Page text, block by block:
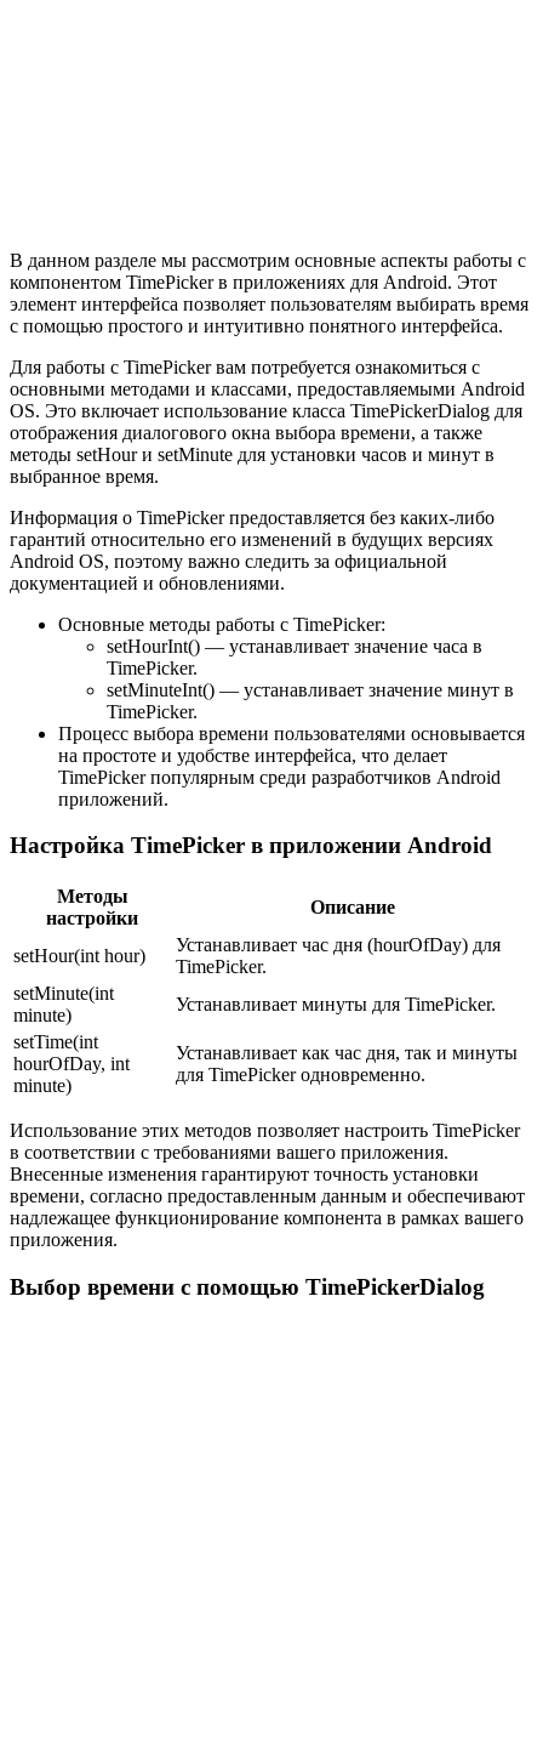
В данном разделе мы рассмотрим основные аспекты работы с
компонентом TimePicker в приложениях для Android. Этот
элемент интерфейса позволяет пользователям выбирать время
с помощью простого и интуитивно понятного интерфейса.
Для работы с TimePicker вам потребуется ознакомиться с
основными методами и классами, предоставляемыми Android
OS. Это включает использование класса TimePickerDialog для
отображения диалогового окна выбора времени, а также
методы setHour и setMinute для установки часов и минут в
выбранное время.
Информация о TimePicker предоставляется без каких-либо
гарантий относительно его изменений в будущих версиях
Android OS, поэтому важно следить за официальной
документацией и обновлениями.
Основные методы работы с TimePicker:
setHourInt() — устанавливает значение часа в
TimePicker.
setMinuteInt() — устанавливает значение минут в
TimePicker.
Процесс выбора времени пользователями основывается
на простоте и удобстве интерфейса, что делает
TimePicker популярным среди разработчиков Android
приложений.
Настройка TimePicker в приложении Android
Методы
настройки
Описание
setHour(int hour)
Устанавливает час дня (hourOfDay) для
TimePicker.
setMinute(int
minute)
Устанавливает минуты для TimePicker.
setTime(int
hourOfDay, int
minute)
Устанавливает как час дня, так и минуты
для TimePicker одновременно.
Использование этих методов позволяет настроить TimePicker
в соответствии с требованиями вашего приложения.
Внесенные изменения гарантируют точность установки
времени, согласно предоставленным данным и обеспечивают
надлежащее функционирование компонента в рамках вашего
приложения.
Выбор времени с помощью TimePickerDialog